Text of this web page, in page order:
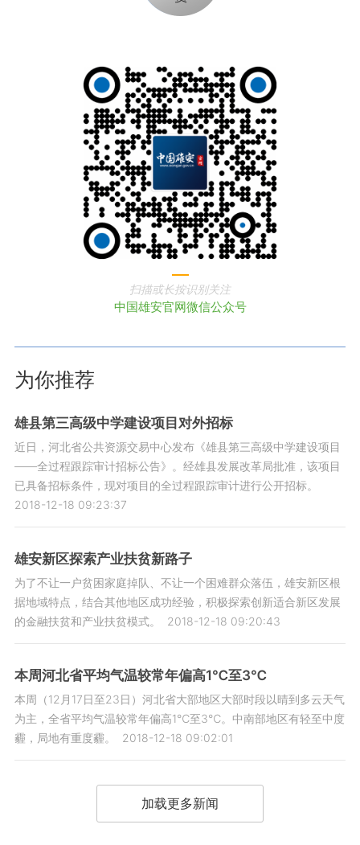
扫描或长按识别关注
中国雄安官网微信公众号
为你推荐
雄县第三高级中学建设项目对外招标
近日，河北省公共资源交易中心发布《雄县第三高级中学建设项目
——全过程跟踪审计招标公告》。经雄县发展改革局批准，该项目
已具备招标条件，现对项目的全过程跟踪审计进行公开招标。
2018-12-18 09:23:37
雄安新区探索产业扶贫新路子
为了不让一户贫困家庭掉队、不让一个困难群众落伍，雄安新区根
据地域特点，结合其他地区成功经验，积极探索创新适合新区发展
的金融扶贫和产业扶贫模式。
2018-12-18 09:20:43
本周河北省平均气温较常年偏高1℃至3℃
本周（12月17日至23日）河北省大部地区大部时段以晴到多云天气
为主，全省平均气温较常年偏高1℃至3℃。中南部地区有轻至中度
霾，局地有重度霾。
2018-12-18 09:02:01
加载更多新闻